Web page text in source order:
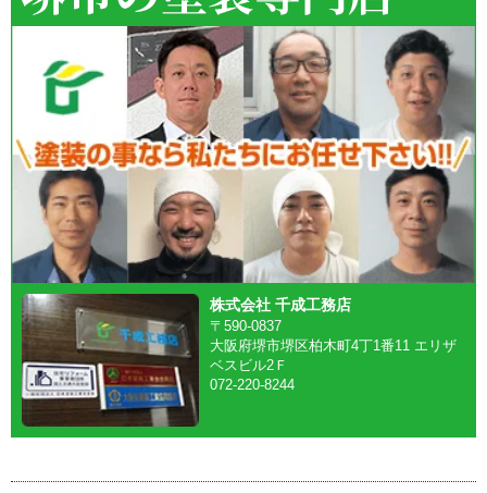
株式会社 千成工務店
〒590-0837
大阪府堺市堺区柏木町4丁1番11 エリザ
ベスビル2Ｆ
072-220-8244